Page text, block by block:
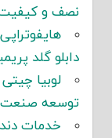
نصف و کیفیت
دابلو گلد
لوبیا
توسعه صنعت
خدمات